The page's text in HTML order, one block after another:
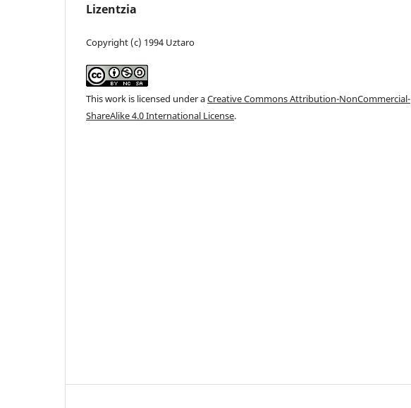
Lizentzia
Copyright (c) 1994 Uztaro
This work is licensed under aCreative Commons Attribution-NonCommercial-
ShareAlike 4.0 International License.